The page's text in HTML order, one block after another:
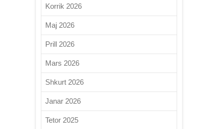
Korrik 2026
Maj 2026
Prill 2026
Mars 2026
Shkurt 2026
Janar 2026
Tetor 2025